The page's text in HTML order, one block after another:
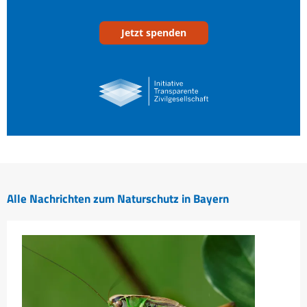
Jetzt spenden
Alle Nachrichten zum Naturschutz in Bayern